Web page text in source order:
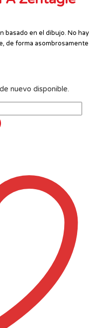
basado en el dibujo. No hay
de forma asombrosamente
nuevo disponible.